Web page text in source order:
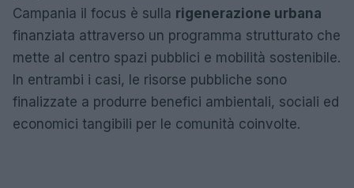
Campania il focus è sulla rigenerazione urbana
finanziata attraverso un programma strutturato che
mette al centro spazi pubblici e mobilità sostenibile.
In entrambi i casi, le risorse pubbliche sono
finalizzate a produrre benefici ambientali, sociali ed
economici tangibili per le comunità coinvolte.